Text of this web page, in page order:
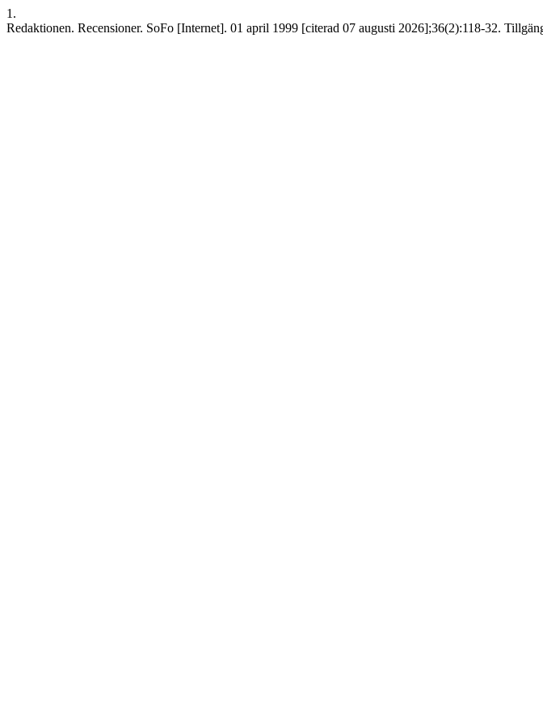
1.
Redaktionen. Recensioner. SoFo [Internet]. 01 april 1999 [citerad 07 augusti 2026];36(2):118-32.